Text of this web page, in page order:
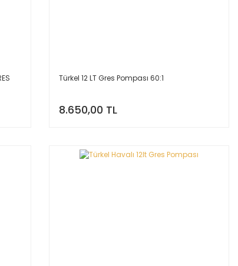
Türkel 12 LT Gres Pompası 60:1
8.650,00 TL